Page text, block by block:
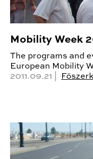
Mobility Week
The programs and
European Mobility
2011.09.21 |